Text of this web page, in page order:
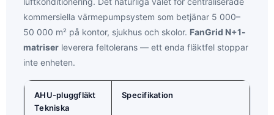
kommersiella värmepumpsystem som betjänar 5 000–
50 000 m² på kontor, sjukhus och skolor. FanGrid N+1-
matriser leverera feltolerans — ett enda fläktfel stoppar
inte enheten.
AHU-pluggfläkt
Tekniska
Specifikation